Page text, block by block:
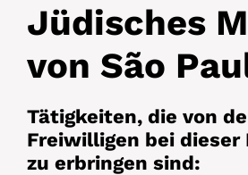
Jüdisches
von São
Tätigkeiten, die von
Freiwilligen bei dieser
zu erbringen sind: